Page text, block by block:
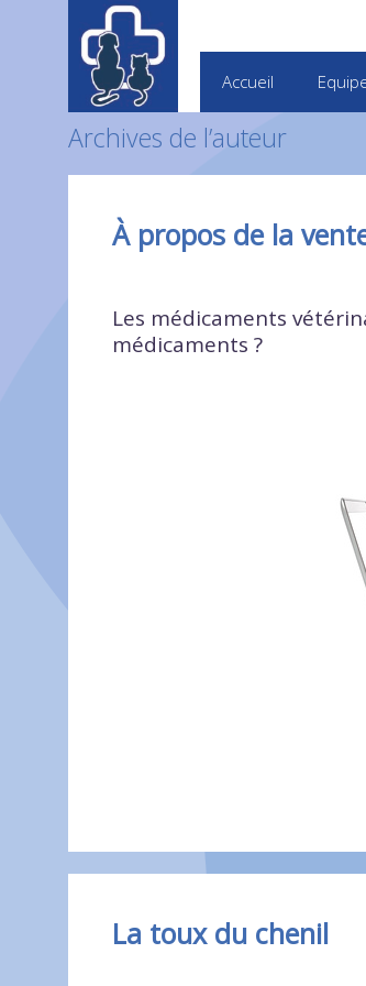
Accueil
Archives de l’auteur
À propos de la
Les médicaments
médicaments ?
La toux du chenil